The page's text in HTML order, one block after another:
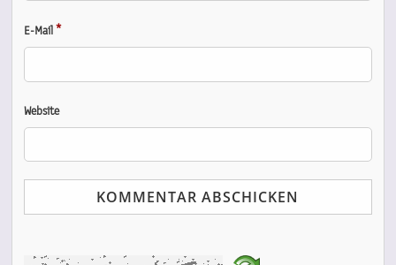
E-Mail *
Website